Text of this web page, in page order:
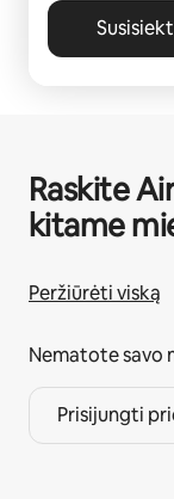
Raskite
kitame
Peržiūrėti viską
Nematote savo
Prisijungti